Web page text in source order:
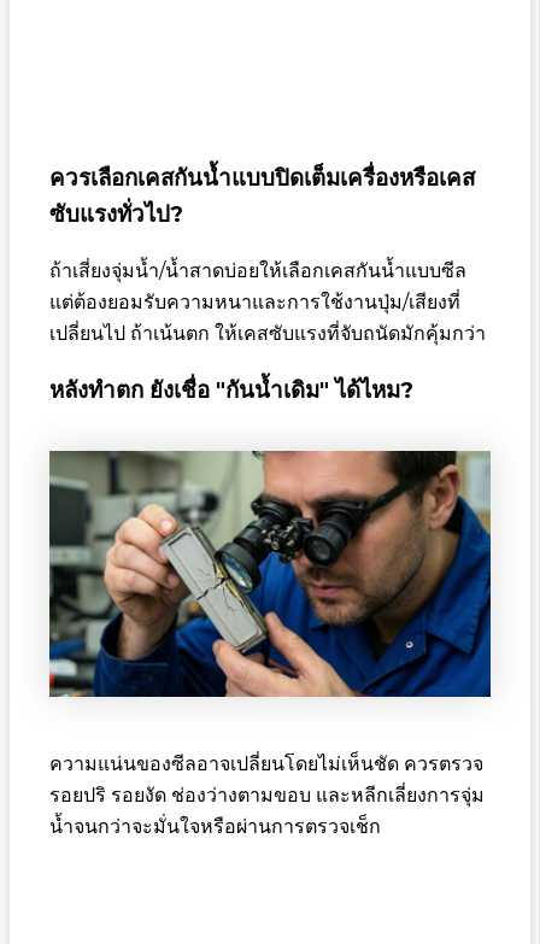
ควรเลือกเคสกันน้ำแบบปิดเต็มเครื่องหรือเคส
ซับแรงทั่วไป?
ถ้าเสี่ยงจุ่มน้ำ/น้ำสาดบ่อยให้เลือกเคสกันน้ำแบบซีล
แต่ต้องยอมรับความหนาและการใช้งานปุ่ม/เสียงที่
เปลี่ยนไป ถ้าเน้นตก ให้เคสซับแรงที่จับถนัดมักคุ้มกว่า
หลังทำตก ยังเชื่อ "กันน้ำเดิม" ได้ไหม?
ความแน่นของซีลอาจเปลี่ยนโดยไม่เห็นชัด ควรตรวจ
รอยปริ รอยงัด ช่องว่างตามขอบ และหลีกเลี่ยงการจุ่ม
น้ำจนกว่าจะมั่นใจหรือผ่านการตรวจเช็ก